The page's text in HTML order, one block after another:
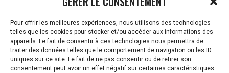
Pour offrir les meilleures expériences, nous utilisons des technologies
telles que les cookies pour stocker et/ou accéder aux informations des
appareils. Le fait de consentir à ces technologies nous permettra de
traiter des données telles que le comportement de navigation ou les ID
uniques sur ce site. Le fait de ne pas consentir ou de retirer son
consentement peut avoir un effet négatif sur certaines caractéristiques
Vous avez été témoin ou vous êtes victime de VSS ? Ou
vous êtes référent·es harcèlement en besoin de soutien
ou d’informations ?
01 87 20 30 90